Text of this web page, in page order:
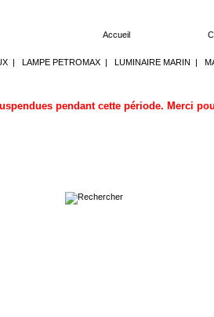
Accueil
| LAMPE PETROMAX | LUMINAIRE MARIN |
pendant cette période. Merci